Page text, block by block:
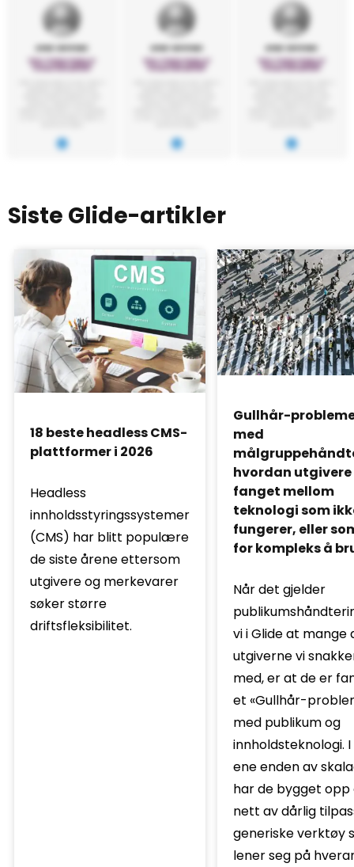
Siste Glide-artikler
18 beste headless CMS-
plattformer i 2026
Headless
innholdsstyringssystemer
(CMS) har blitt populære
de siste årene ettersom
utgivere og merkevarer
søker større
driftsfleksibilitet.
Gullhår-
med
hvordan utgivere
fanget mellom
teknologi som
fungerer, eller
for kompleks å
Når det gjelder
vi i Glide at mange
utgiverne vi
med, er at de er
et «Gullhår-
med publikum og
innholdsteknologi.
ene enden av
har de bygget opp
nett av dårlig
generiske verktøy
lener seg på